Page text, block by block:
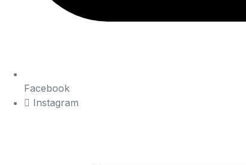
Facebook
Instagram